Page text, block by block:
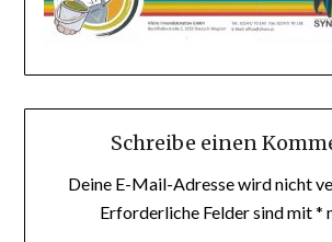
Schreibe einen
Deine E-Mail-Adresse wird nicht
Erforderliche Felder sind mit*